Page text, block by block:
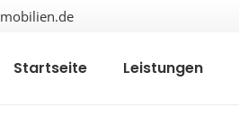
Startseite Leistungen